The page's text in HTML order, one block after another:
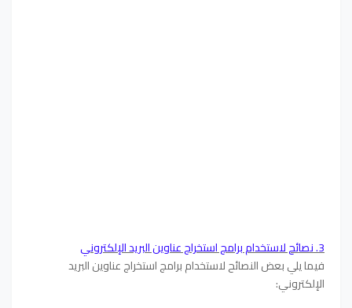
3. نصائح لاستخدام برامج استخراج عناوين البريد الإلكتروني
فيما يلي بعض النصائح لاستخدام برامج استخراج عناوين البريد
الإلكتروني: